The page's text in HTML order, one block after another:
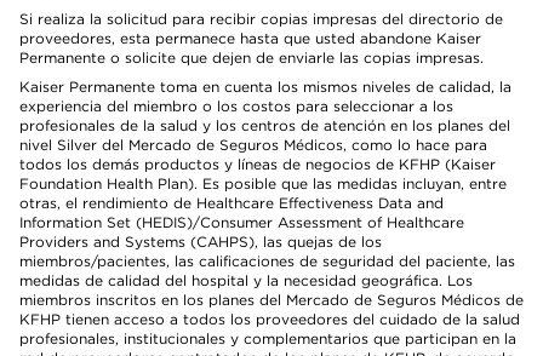
Si realiza la solicitud para recibir copias impresas del directorio de
proveedores, esta permanece hasta que usted abandone Kaiser
Permanente o solicite que dejen de enviarle las copias impresas.
Kaiser Permanente toma en cuenta los mismos niveles de calidad, la
experiencia del miembro o los costos para seleccionar a los
profesionales de la salud y los centros de atención en los planes del
nivel Silver del Mercado de Seguros Médicos, como lo hace para
todos los demás productos y líneas de negocios de KFHP (Kaiser
Foundation Health Plan). Es posible que las medidas incluyan, entre
otras, el rendimiento de Healthcare Effectiveness Data and
Information Set (HEDIS)/Consumer Assessment of Healthcare
Providers and Systems (CAHPS), las quejas de los
miembros/pacientes, las calificaciones de seguridad del paciente, las
medidas de calidad del hospital y la necesidad geográfica. Los
miembros inscritos en los planes del Mercado de Seguros Médicos de
KFHP tienen acceso a todos los proveedores del cuidado de la salud
profesionales, institucionales y complementarios que participan en la